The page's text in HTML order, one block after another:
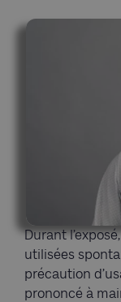
Durant
utilisées
précaution
prononcé à